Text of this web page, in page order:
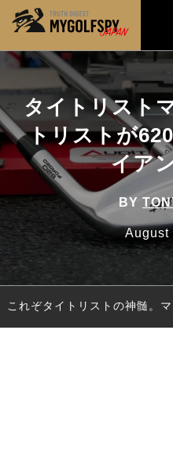
タイトリスト
トリストが
イア
BY
August
これぞタイトリストの神髄。
MOST WANTED テストラン
NEW RELEASES 新製品情報
HOW TO ゴルフ上達・実践
テスト・データ検証
Golf News ゴルフニュース
REVIEWS 製品レビュー
FAIRWAY WOODS フェア
※メーカー名やクラブ名など、検索
力してください。